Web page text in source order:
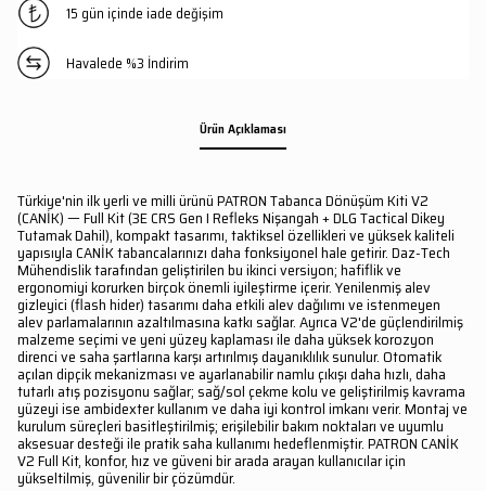
15 gün içinde iade değişim
Havalede %3 İndirim
Ürün Açıklaması
Türkiye'nin ilk yerli ve milli ürünü PATRON Tabanca Dönüşüm Kiti V2
(CANİK) — Full Kit (3E CRS Gen I Refleks Nişangah + DLG Tactical Dikey
Tutamak Dahil), kompakt tasarımı, taktiksel özellikleri ve yüksek kaliteli
yapısıyla CANİK tabancalarınızı daha fonksiyonel hale getirir. Daz-Tech
Mühendislik tarafından geliştirilen bu ikinci versiyon; hafiflik ve
ergonomiyi korurken birçok önemli iyileştirme içerir. Yenilenmiş alev
gizleyici (flash hider) tasarımı daha etkili alev dağılımı ve istenmeyen
alev parlamalarının azaltılmasına katkı sağlar. Ayrıca V2'de güçlendirilmiş
malzeme seçimi ve yeni yüzey kaplaması ile daha yüksek korozyon
direnci ve saha şartlarına karşı artırılmış dayanıklılık sunulur. Otomatik
açılan dipçik mekanizması ve ayarlanabilir namlu çıkışı daha hızlı, daha
tutarlı atış pozisyonu sağlar; sağ/sol çekme kolu ve geliştirilmiş kavrama
yüzeyi ise ambidexter kullanım ve daha iyi kontrol imkanı verir. Montaj ve
kurulum süreçleri basitleştirilmiş; erişilebilir bakım noktaları ve uyumlu
aksesuar desteği ile pratik saha kullanımı hedeflenmiştir. PATRON CANİK
V2 Full Kit, konfor, hız ve güveni bir arada arayan kullanıcılar için
yükseltilmiş, güvenilir bir çözümdür.